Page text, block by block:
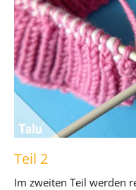
Teil 2
Im zweiten Teil werden